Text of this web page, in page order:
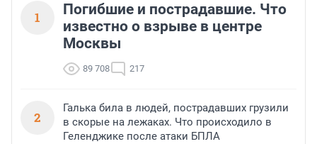
1
Погибшие и пострадавшие. Что
известно о взрыве в центре
Москвы
89 708 217
2
Галька била в людей, пострадавших грузили
в скорые на лежаках. Что происходило в
Геленджике после атаки БПЛА